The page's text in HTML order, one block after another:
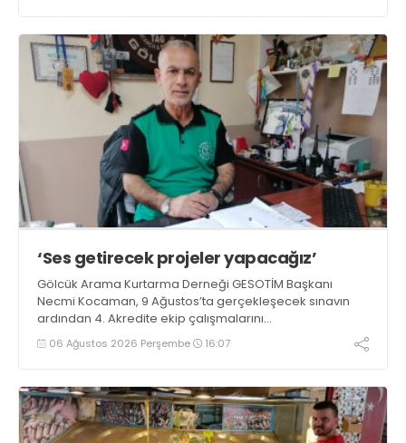
‘Ses getirecek projeler yapacağız’
Gölcük Arama Kurtarma Derneği GESOTİM Başkanı
Necmi Kocaman, 9 Ağustos’ta gerçekleşecek sınavın
ardından 4. Akredite ekip çalışmalarını
tamamlayacaklarını ifade ederek açıklamalarda
bulundu. Kocaman, “Gölcük’te ve Kocaeli genelinde ses
06 Ağustos 2026 Perşembe 16:07